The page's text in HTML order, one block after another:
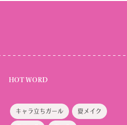
HOT WORD
キャラ立ちガール 夏メイク